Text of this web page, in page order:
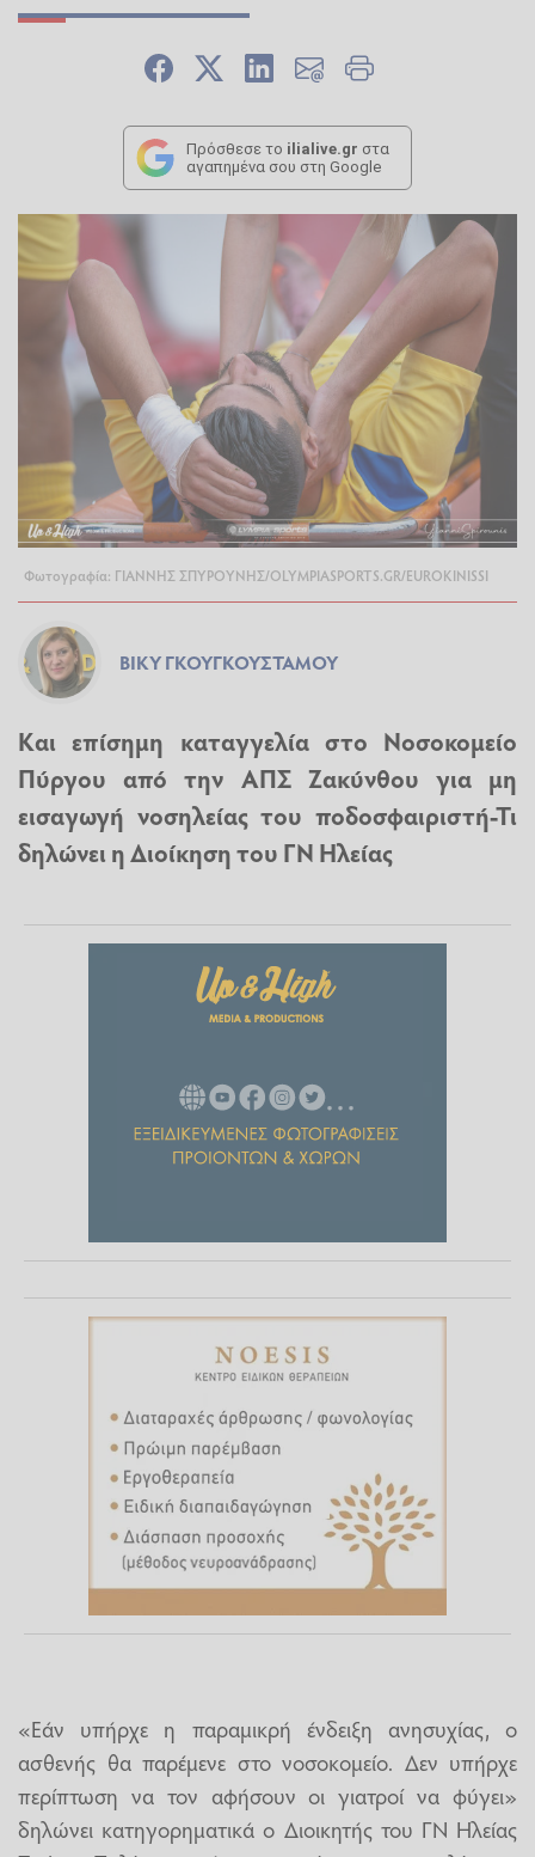
Πρόσθεσε το ilialive.gr στα
αγαπημένα σου στη Google
Φωτογραφία: ΓΙΑΝΝΗΣ ΣΠΥΡΟΥΝΗΣ/OLYMPIASPORTS.GR/EUROKINISSI
ΒΊΚΥ ΓΚΟΥΓΚΟΥΣΤΆΜΟΥ
Και επίσημη καταγγελία στο Νοσοκομείο
Πύργου από την ΑΠΣ Ζακύνθου για μη
εισαγωγή νοσηλείας του ποδοσφαιριστή-Τι
δηλώνει η Διοίκηση του ΓΝ Ηλείας
«Εάν υπήρχε η παραμικρή ένδειξη ανησυχίας, ο
ασθενής θα παρέμενε στο νοσοκομείο. Δεν υπήρχε
περίπτωση να τον αφήσουν οι γιατροί να φύγει»
δηλώνει κατηγορηματικά ο Διοικητής του ΓΝ Ηλείας